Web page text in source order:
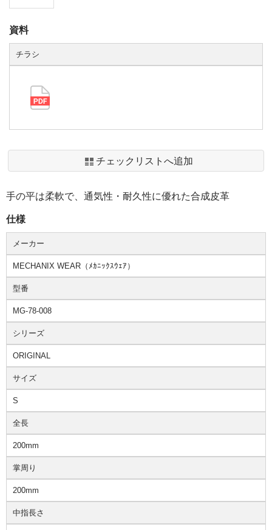
チェックリストへ追加
手の平は柔軟で、通気性・耐久性に優れた合成皮革
仕様
メーカー
MECHANIX WEAR（ﾒｶﾆｯｸｽｳｪｱ）
型番
MG-78-008
シリーズ
ORIGINAL
サイズ
S
全長
200mm
掌周り
200mm
中指長さ
資料
チラシ